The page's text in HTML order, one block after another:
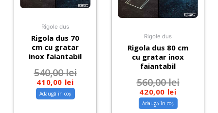
Rigole dus
Rigola dus 70
cm cu gratar
inox faiantabil
540,00lei
410,00 lei
Adaugă în coș
Rigole dus
Rigola dus 80 cm
cu gratar inox
faiantabil
560,00lei
420,00 lei
Adaugă în coș